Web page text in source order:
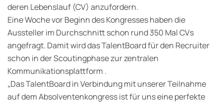
deren Lebenslauf (CV) anzufordern.
Eine Woche vor Beginn des Kongresses haben die
Aussteller im Durchschnitt schon rund 350 Mal CVs
angefragt. Damit wird das TalentBoard für den Recruiter
schon in der Scoutingphase zur zentralen
Kommunikationsplattform .
„Das TalentBoard in Verbindung mit unserer Teilnahme
auf dem Absolventenkongress ist für uns eine perfekte